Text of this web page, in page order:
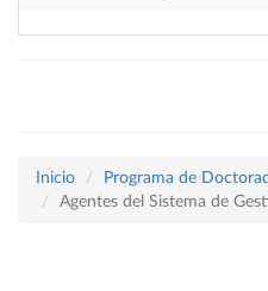
Inicio
Programa de
Agentes del Sistema de